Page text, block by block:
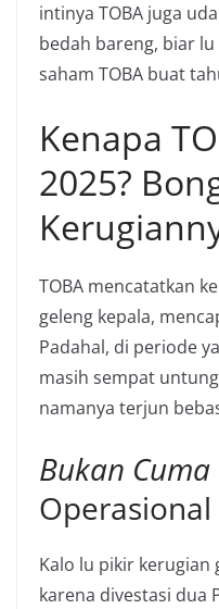
intinya TOBA juga
bedah bareng, biar
saham TOBA buat
Kenapa
2025?
TOBA mencatatkan
geleng kepala,
Padahal, di periode
masih sempat untung
namanya terjun
Bukan Cuma
Kalo lu pikir kerugian
karena divestasi dua